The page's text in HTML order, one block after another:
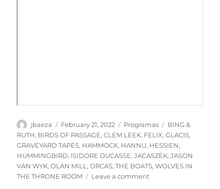
Author
jbaeza
Posted
on
February 21, 2022 Categories
Programas Tags
BING &
RUTH, BIRDS OF PASSAGE,CLEM LEEK, FELIX,GLACIS,
GRAVEYARD TAPES, HAMMOCK, HANNU, HESSIEN,
HUMMINGBIRD, ISIDORE DUCASSE,JACASZEK,JASON
VAN WYK,OLAN MILL ,ORCAS,THE BOATS,WOLVES IN
THE THRONE ROOM
Leave a commenton